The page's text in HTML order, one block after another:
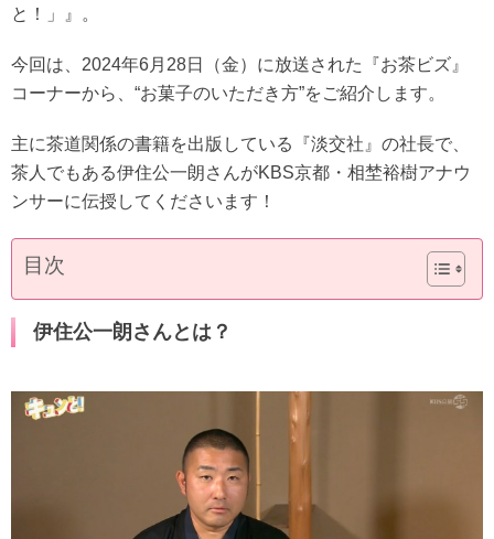
と！」』。
今回は、2024年6月28日（金）に放送された『お茶ビズ』
コーナーから、“お菓子のいただき方”をご紹介します。
主に茶道関係の書籍を出版している『淡交社』の社長で、
茶人でもある伊住公一朗さんがKBS京都・相埜裕樹アナウ
ンサーに伝授してくださいます！
目次
伊住公一朗さんとは？